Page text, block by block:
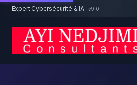
Aller au contenu principal
Expert Cybersécurité & IA v9.0
Un projet cybersécurité ?